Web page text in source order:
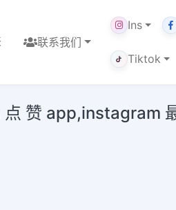
联系我们
Ins
Tiktok
赞 app,instagram